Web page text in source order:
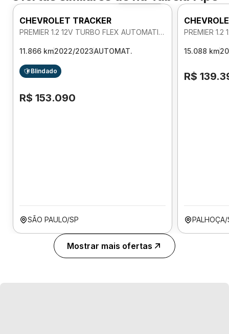
CHEVROLET TRACKER
PREMIER 1.2 12V TURBO FLEX AUTOMATICO
11.866 km2022/2023AUTOMAT.
Blindado
R$ 153.090
SÃO PAULO/SP
15.088 km
R$
PALHOÇA/
Mostrar mais ofertas